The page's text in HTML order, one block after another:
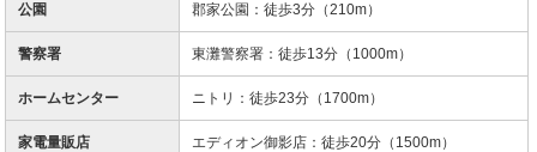
公園 郡家公園：徒歩3分（210m）
警察署 東灘警察署：徒歩13分（1000m）
ホームセンター ニトリ：徒歩23分（1700m）
家電量販店 エディオン御影店：徒歩20分（1500m）